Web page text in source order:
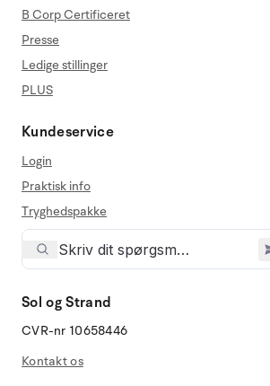
B Corp Certificeret
Presse
Ledige stillinger
PLUS
Kundeservice
Login
Praktisk info
Tryghedspakke
Sol og Strand
CVR-nr 10658446
Kontakt os